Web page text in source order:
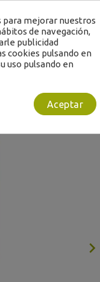
para mejorar nuestros
de navegación,
publicidad
cookies pulsando en
uso pulsando en
Aceptar